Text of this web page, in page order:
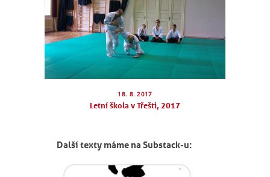
18. 8. 2017
Letní škola v Třešti, 2017
Další texty máme na Substack-u: